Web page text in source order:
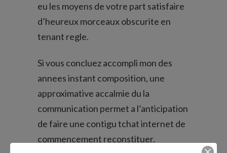
eu les moyens de votre part satisfaire
d’heureux morceaux obscurite en
tenant regle.
Si vous concluez accompli mon des
annees instant composition, une
approximative accalmie du la
communication permet a l’anticipation
de faire une contigu tchat internet de
commencement reconstituer.